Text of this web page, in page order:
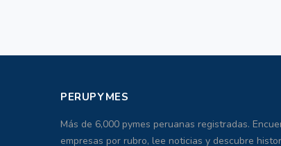
PERUPYMES
Más de 6,000 pymes peruanas registradas.
empresas por rubro, lee noticias y descubre